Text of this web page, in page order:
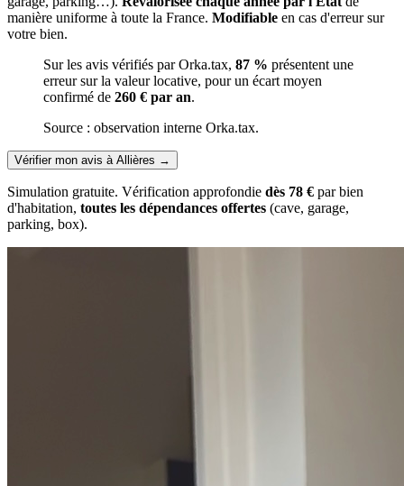
manière uniforme à toute la France. Modifiable en cas d'erreur sur
votre bien.
Sur les avis vérifiés par Orka.tax, 87 % présentent une
erreur sur la valeur locative, pour un écart moyen
confirmé de 260 € par an.
Source : observation interne Orka.tax.
Vérifier mon avis à Allières →
Simulation gratuite. Vérification approfondie dès 78 € par bien
d'habitation, toutes les dépendances offertes (cave, garage,
parking, box).